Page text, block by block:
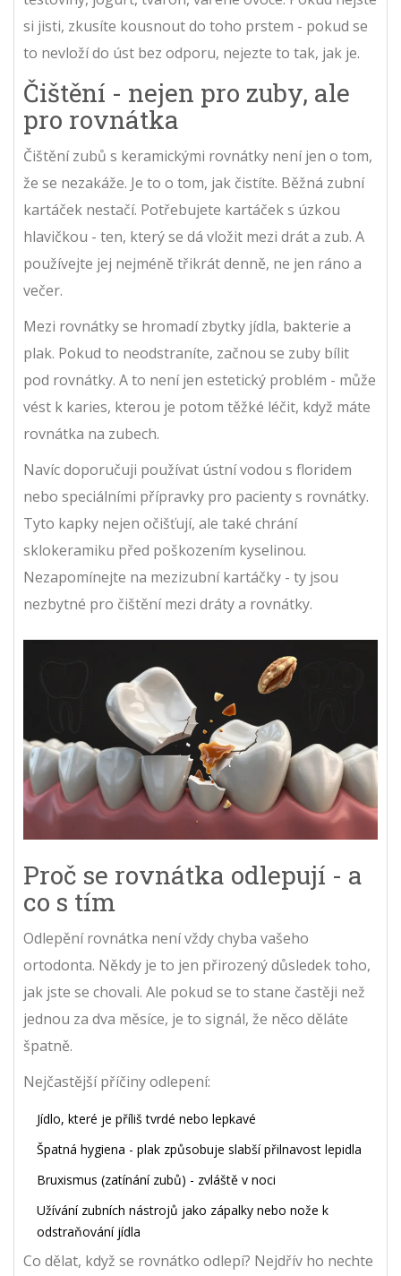
si jisti, zkusíte kousnout do toho prstem - pokud se
to nevloží do úst bez odporu, nejezte to tak, jak je.
Čištění - nejen pro zuby, ale
pro rovnátka
Čištění zubů s keramickými rovnátky není jen o tom,
že se nezakáže. Je to o tom, jak čistíte. Běžná zubní
kartáček nestačí. Potřebujete kartáček s úzkou
hlavičkou - ten, který se dá vložit mezi drát a zub. A
používejte jej nejméně třikrát denně, ne jen ráno a
večer.
Mezi rovnátky se hromadí zbytky jídla, bakterie a
plak. Pokud to neodstraníte, začnou se zuby bílit
pod rovnátky. A to není jen estetický problém - může
vést k karies, kterou je potom těžké léčit, když máte
rovnátka na zubech.
Navíc doporučuji používat ústní vodou s floridem
nebo speciálními přípravky pro pacienty s rovnátky.
Tyto kapky nejen očišťují, ale také chrání
sklokeramiku před poškozením kyselinou.
Nezapomínejte na mezizubní kartáčky - ty jsou
nezbytné pro čištění mezi dráty a rovnátky.
Proč se rovnátka odlepují - a
co s tím
Odlepění rovnátka není vždy chyba vašeho
ortodonta. Někdy je to jen přirozený důsledek toho,
jak jste se chovali. Ale pokud se to stane častěji než
jednou za dva měsíce, je to signál, že něco děláte
špatně.
Nejčastější příčiny odlepení:
Jídlo, které je příliš tvrdé nebo lepkavé
Špatná hygiena - plak způsobuje slabší přilnavost lepidla
Bruxismus (zatínání zubů) - zvláště v noci
Užívání zubních nástrojů jako zápalky nebo nože k
odstraňování jídla
Co dělat, když se rovnátko odlepí? Nejdřív ho nechte